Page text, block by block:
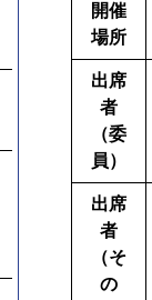
開催
場所
出席
者
（委
員）
出席
者
（そ
の